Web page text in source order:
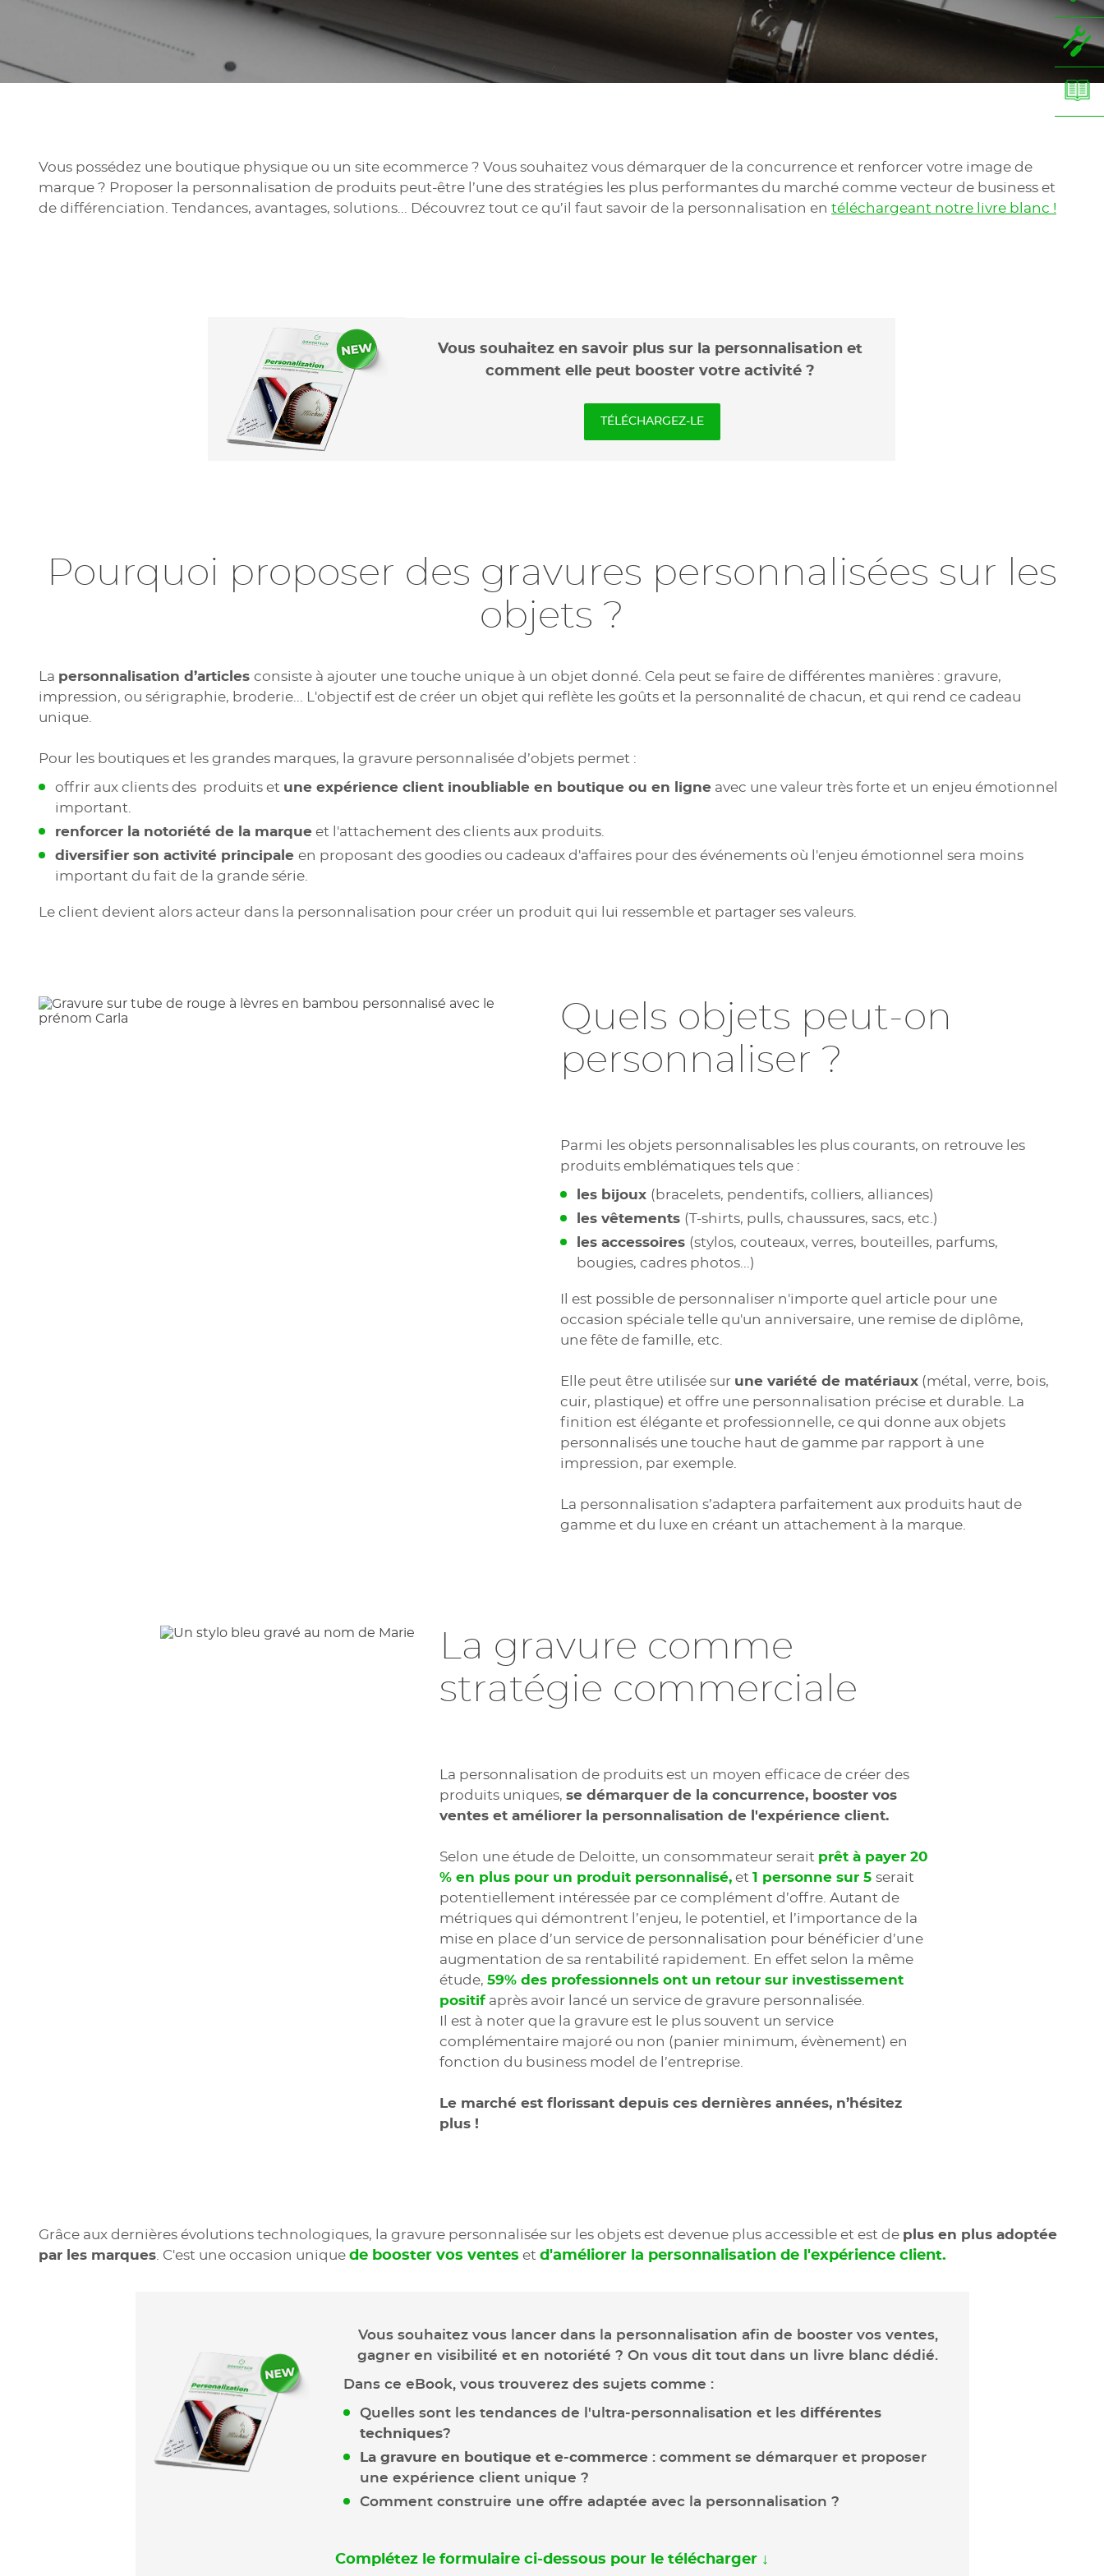
Vous possédez une boutique physique ou un site ecommerce ? Vous souhaitez vous démarquer de la concurrence et renforcer votre image de
marque ? Proposer la personnalisation de produits peut-être l’une des stratégies les plus performantes du marché comme vecteur de business et
de différenciation. Tendances, avantages, solutions... Découvrez tout ce qu’il faut savoir de la personnalisation en téléchargeant notre livre blanc !
Vous souhaitez en savoir plus sur la personnalisation et
comment elle peut booster votre activité ?
TÉLÉCHARGEZ-LE
Pourquoi proposer des gravures personnalisées sur les
objets ?
La personnalisation d’articles consiste à ajouter une touche unique à un objet donné. Cela peut se faire de différentes manières : gravure,
impression, ou sérigraphie, broderie... L'objectif est de créer un objet qui reflète les goûts et la personnalité de chacun, et qui rend ce cadeau
unique.
Pour les boutiques et les grandes marques, la gravure personnalisée d’objets permet :
offrir aux clients des produits et une expérience client inoubliable en boutique ou en ligne avec une valeur très forte et un enjeu émotionnel
important.
renforcer la notoriété de la marque et l'attachement des clients aux produits.
diversifier son activité principale en proposant des goodies ou cadeaux d'affaires pour des événements où l'enjeu émotionnel sera moins
important du fait de la grande série.
Le client devient alors acteur dans la personnalisation pour créer un produit qui lui ressemble et partager ses valeurs.
Quels objets peut-on
personnaliser ?
Parmi les objets personnalisables les plus courants, on retrouve les
produits emblématiques tels que :
les bijoux (bracelets, pendentifs, colliers, alliances)
les vêtements (T-shirts, pulls, chaussures, sacs, etc.)
les accessoires (stylos, couteaux, verres, bouteilles, parfums,
bougies, cadres photos...)
Il est possible de personnaliser n'importe quel article pour une
occasion spéciale telle qu'un anniversaire, une remise de diplôme,
une fête de famille, etc.
Elle peut être utilisée sur une variété de matériaux (métal, verre, bois,
cuir, plastique) et offre une personnalisation précise et durable. La
finition est élégante et professionnelle, ce qui donne aux objets
personnalisés une touche haut de gamme par rapport à une
impression, par exemple.
La personnalisation s’adaptera parfaitement aux produits haut de
gamme et du luxe en créant un attachement à la marque.
La gravure comme
stratégie commerciale
La personnalisation de produits est un moyen efficace de créer des
produits uniques, se démarquer de la concurrence, booster vos
ventes et améliorer la personnalisation de l'expérience client.
Selon une étude de Deloitte, un consommateur serait prêt à payer 20
% en plus pour un produit personnalisé,et 1 personne sur 5 serait
potentiellement intéressée par ce complément d’offre. Autant de
métriques qui démontrent l’enjeu, le potentiel, et l’importance de la
mise en place d’un service de personnalisation pour bénéficier d’une
augmentation de sa rentabilité rapidement. En effet selon la même
étude, 59% des professionnels ont un retour sur investissement
positifaprès avoir lancé un service de gravure personnalisée.
Il est à noter que la gravure est le plus souvent un service
complémentaire majoré ou non (panier minimum, évènement) en
fonction du business model de l’entreprise.
Le marché est florissant depuis ces dernières années, n’hésitez
plus !
Grâce aux dernières évolutions technologiques, la gravure personnalisée sur les objets est devenue plus accessible et est de plus en plus adoptée
par les marques . C'est une occasion unique de booster vos ventes et d'améliorer la personnalisation de l'expérience client.
Vous souhaitez vous lancer dans la personnalisation afin de booster vos ventes,
gagner en visibilité et en notoriété ? On vous dit tout dans un livre blanc dédié.
Dans ce eBook, vous trouverez des sujets comme :
Quelles sont les tendances de l'ultra-personnalisation et les différentes
techniques?
La gravure en boutique et e-commerce : comment se démarquer et proposer
une expérience client unique ?
Comment construire une offre adaptée avec la personnalisation ?
Complétez le formulaire ci-dessous pour le télécharger ↓